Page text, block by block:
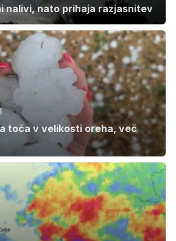
nalivi, nato prihaja razjasnitev
toča v velikosti oreha, več